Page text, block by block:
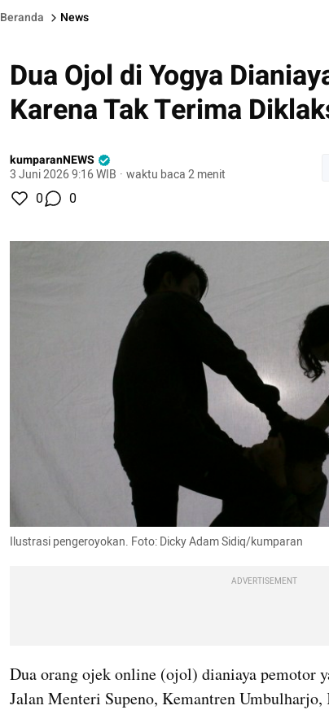
Beranda News
Dua Ojol di Yogya
Karena Tak Terima
kumparanNEWS
3 Juni 2026 9:16 WIB · waktu baca 2 menit
0 0
Ilustrasi pengeroyokan. Foto: Dicky Adam Sidiq/kumparan
ADVERTISEMENT
Dua orang ojek online (ojol) dianiaya pemotor
Jalan Menteri Supeno, Kemantren Umbulharjo,